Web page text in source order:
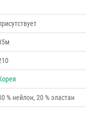
% нейлон, 20 % эластан